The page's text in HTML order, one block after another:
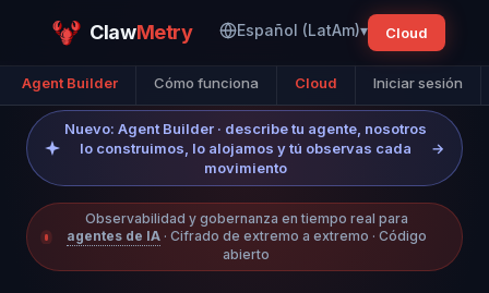
ClawMetry Español (LatAm)▾ Cloud
Agent Builder Cómo funciona Cloud Iniciar sesión
Nuevo: Agent Builder · describe tu agente, nosotros
lo construimos, lo alojamos y tú observas cada
movimiento
→
Observabilidad y gobernanza en tiempo real para
agentes de IA · Cifrado de extremo a extremo · Código
abierto